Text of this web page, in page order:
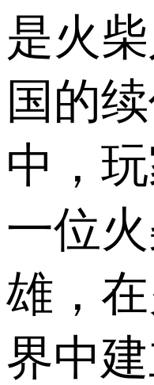
是火
国的
中，
一位
雄，
界中